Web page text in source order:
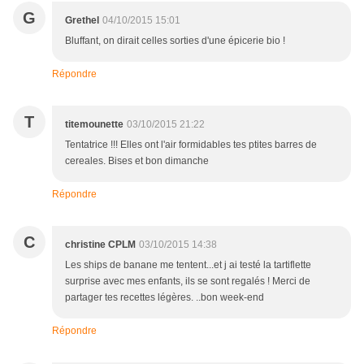
G Grethel 04/10/2015 15:01
Bluffant, on dirait celles sorties d'une épicerie bio !
Répondre
T titemounette 03/10/2015 21:22
Tentatrice !!! Elles ont l'air formidables tes ptites barres de
cereales. Bises et bon dimanche
Répondre
C christine CPLM 03/10/2015 14:38
Les ships de banane me tentent...et j ai testé la tartiflette
surprise avec mes enfants, ils se sont regalés ! Merci de
partager tes recettes légères. ..bon week-end
Répondre